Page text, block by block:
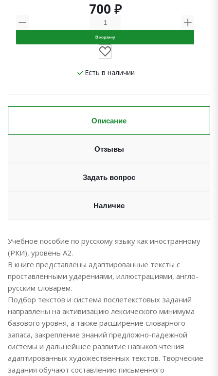
700 ₽
В корзину
Есть в наличии
Описание
Отзывы
Задать вопрос
Наличие
Учебное пособие по русскому языку как иностранному
(РКИ), уровень А2.
В книге представлены адаптированные тексты с
проставленными ударениями, иллюстрациями, англо-
русским словарем.
Подбор текстов и система послетекстовых заданий
направлены на активизацию лексического минимума
базового уровня, а также расширение словарного
запаса, закрепление знаний предложно-падежной
системы и дальнейшее развитие навыков чтения
адаптированных художественных текстов. Творческие
задания обучают составлению письменного